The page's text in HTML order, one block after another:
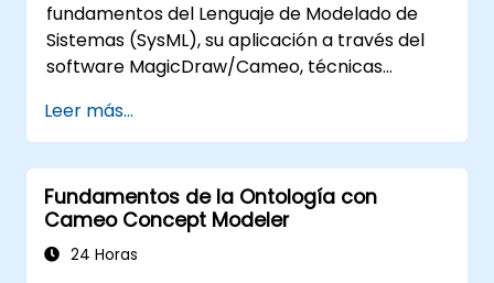
MagicDraw/Cameo.​
fundamentos del Lenguaje de Modelado de
Sistemas (SysML), su aplicación a través del
software MagicDraw/Cameo, técnicas
Sistemas Basada en Modelos (MBSE) y buenas
prácticas en MBSE. Esta capacitación ofrece
una introducción básica a los conceptos
centrales y las funciones de CATIA No Magic’s
Teamwork Cloud, junto con la presentación
de los conceptos y características
Leer más...
Fundamentos de la Ontología con
Cameo Concept Modeler
24 Horas